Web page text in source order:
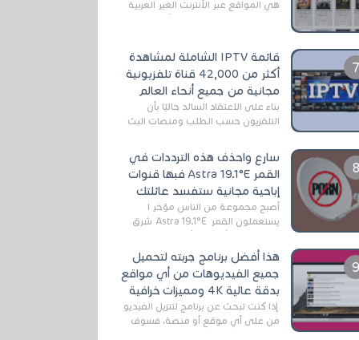
هي المواقع عبر الأنترنت الغير العربية
التي تقدم خدمة تحميل الأفلام على
قائمة IPTV الشاملة لمشاهدة
أكثر من 42,000 قناة تلفزيونية
مجانية من جميع أنحاء العالم
بناءً على الاعتقاد السائد حاليًا بأن
التلفزيون حسب الطلب ومنصات البث
سارع واحذف هذه الترددات في
القمر Astra 19.1°E فبها قنوات
إباحية مجانية ستفسد عائلتك
أصبح مجموعة من الناس مؤخر ا
يستعملون القمر Astra 19.1°E شرق
وذلك بسبب أن هذا الأخير يتوفرعلى
قنوات مميزة جدا تنقل العديد من البرامج
اله...
هذا أفضل برنامج جربته لتحميل
جميع الفيديوهات من أي مواقع
بدقة عالية 4K ومميزات خرافية
إذا كنت تبحث عن برنامج لتنزيل الفيديو
من على أي موقع أو منصة، فسوف